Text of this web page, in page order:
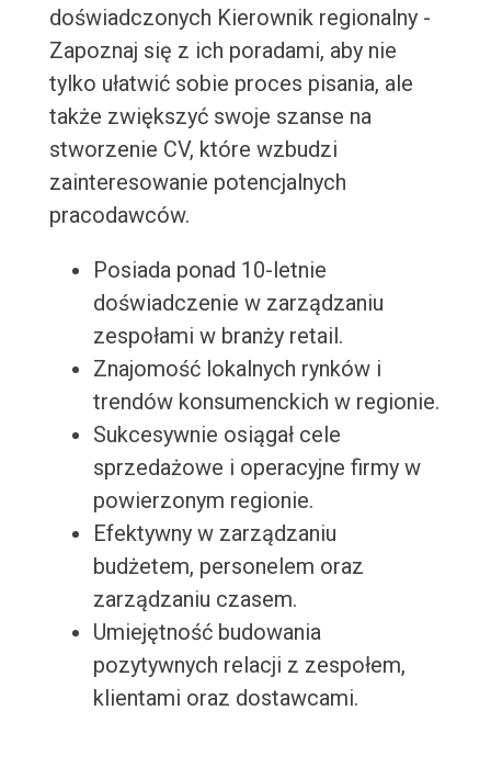
doświadczonych Kierownik regionalny -
Zapoznaj się z ich poradami, aby nie
tylko ułatwić sobie proces pisania, ale
także zwiększyć swoje szanse na
stworzenie CV, które wzbudzi
zainteresowanie potencjalnych
pracodawców.
Posiada ponad 10-letnie
doświadczenie w zarządzaniu
zespołami w branży retail.
Znajomość lokalnych rynków i
trendów konsumenckich w regionie.
Sukcesywnie osiągał cele
sprzedażowe i operacyjne firmy w
powierzonym regionie.
Efektywny w zarządzaniu
budżetem, personelem oraz
zarządzaniu czasem.
Umiejętność budowania
pozytywnych relacji z zespołem,
klientami oraz dostawcami.